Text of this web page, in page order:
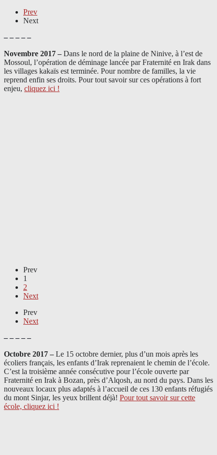
Prev
Next
– – – – –
Novembre 2017 – Dans le nord de la plaine de Ninive, à l’est de
Mossoul, l’opération de déminage lancée par Fraternité en Irak dans
les villages kakaïs est terminée. Pour nombre de familles, la vie
reprend enfin ses droits. Pour tout savoir sur ces opérations à fort
enjeu, cliquez ici !
Prev
1
2
Next
Prev
Next
– – – – –
Octobre 2017 – Le 15 octobre dernier, plus d’un mois après les
écoliers français, les enfants d’Irak reprenaient le chemin de l’école.
C’est la troisième année consécutive pour l’école ouverte par
Fraternité en Irak à Bozan, près d’Alqosh, au nord du pays. Dans les
nouveaux locaux plus adaptés à l’accueil de ces 130 enfants réfugiés
du mont Sinjar, les yeux brillent déjà! Pour tout savoir sur cette
école, cliquez ici !